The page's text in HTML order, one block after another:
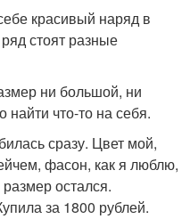
красивый наряд в
стоят разные
ни большой, ни
найти что-то на себя.
сразу. Цвет мой,
фасон, как я люблю,
остался.
за 1800 рублей.